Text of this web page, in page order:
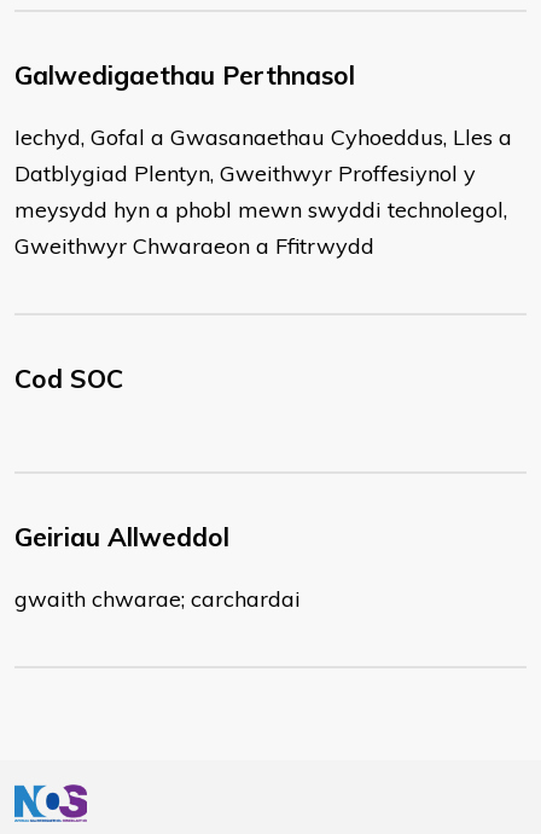
Galwedigaethau Perthnasol
Iechyd, Gofal a Gwasanaethau Cyhoeddus, Lles a
Datblygiad Plentyn, Gweithwyr Proffesiynol y
meysydd hyn a phobl mewn swyddi technolegol,
Gweithwyr Chwaraeon a Ffitrwydd
Cod SOC
Geiriau Allweddol
gwaith chwarae; carchardai